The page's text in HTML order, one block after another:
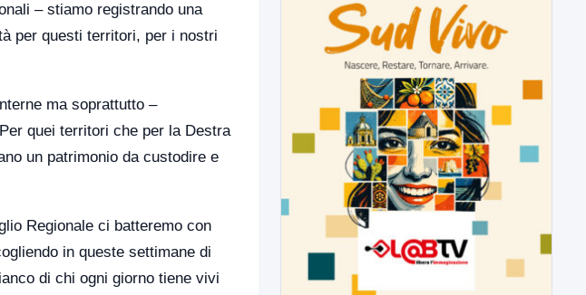
– stiamo registrando una
per questi territori, per i nostri
ma soprattutto –
quei territori che per la Destra
un patrimonio da custodire e
Regionale ci batteremo con
in queste settimane di
di chi ogni giorno tiene vivi